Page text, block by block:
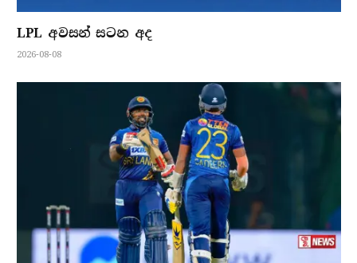
LPL අවසන් සටන අද
2026-08-08